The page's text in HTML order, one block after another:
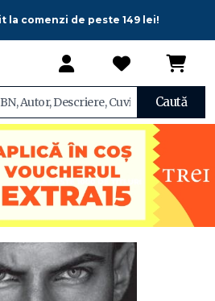
la comenzi de peste 149 lei!
Caută